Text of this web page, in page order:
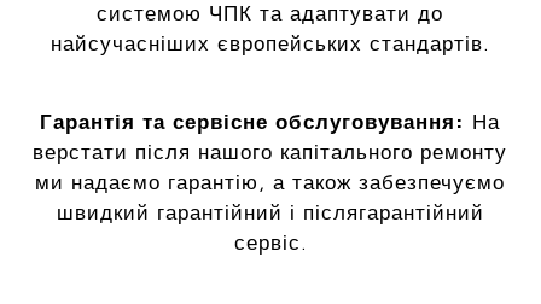
системою ЧПК та адаптувати до
найсучасніших європейських стандартів.
Гарантія та сервісне обслуговування: На
верстати після нашого капітального ремонту
ми надаємо гарантію, а також забезпечуємо
швидкий гарантійний і післягарантійний
сервіс.